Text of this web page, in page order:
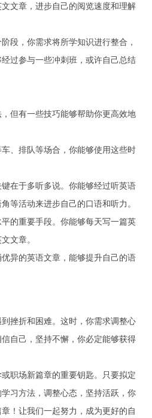
文章，进步自己的阅览速度和理解
段，你需求将所学知识进行整合，
过参与一些冲刺班，或许自己总结
但有一些技巧能够帮助你更高效地
、排队等场合，你能够使用这些时
在于多听多说。你能够经过听英语
等活动来进步自己的口语和听力。
的重要手段。你能够每天写一篇英
文章。
异的英语文章，能够提升自己的语
挫折和困难。这时，你需求调整心
自己，坚持不懈，你必定能够获得
职场新篇章的重要钥匙。只要拟定
习方法，调整心态，坚持活跃，你
！让我们一起努力，成为更好的自